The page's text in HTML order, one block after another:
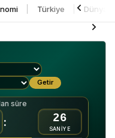
Türkiye Dünya
Getir
süre
: 24
SANİYE